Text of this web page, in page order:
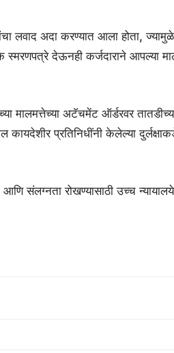
लवाद अदा करण्यात आला होता, ज्यामुळे
देऊनही कर्जदाराने आपल्या
मालमत्तेच्या अटॅचमेंट ऑर्डरवर
प्रतिनिधींनी केलेल्या
आणि संलग्नता रोखण्यासाठी उच्च